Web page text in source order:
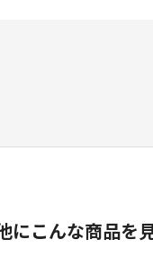
にこんな商品を